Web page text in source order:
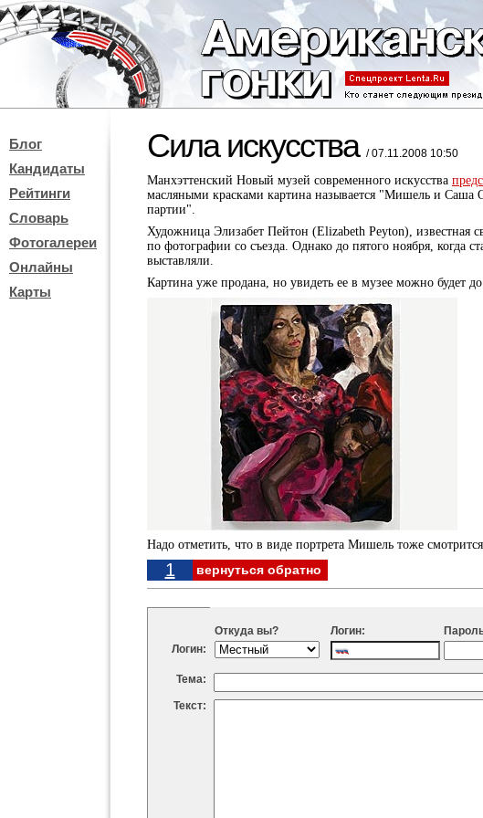
Блог
Кандидаты
Рейтинги
Словарь
Фотогалереи
Онлайны
Карты
Сила искусства / 07.11.2008 10:50
Манхэттенский Новый музей современного искусства
масляными красками картина называется "Мишель и Саша
партии".
Художница Элизабет Пейтон (Elizabeth Peyton), известная
по фотографии со съезда. Однако до пятого ноября, когда
выставляли.
Картина уже продана, но увидеть ее в музее можно будет до
Надо отметить, что в виде портрета Мишель тоже
1 вернуться обратно
Логин:
Откуда вы? Логин:
Тема:
Текст: